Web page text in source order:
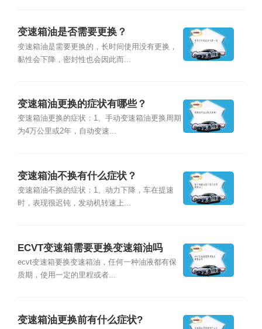
变速箱油是否需要更换？
变速箱油是需要更换的，长时间使用没有更换，
黏性会下降，密封性也会因此而...
变速箱油更换的症状有哪些？
变速箱油更换的症状：1、手动变速箱油更换周期
为4万公里或2年，自动变速...
变速箱油不换有什么症状？
变速箱油不换的症状：1、动力下降，车在提速
时，表现很迟钝，发动机转速上...
ECVT变速箱需要更换变速箱油吗
ecvt变速箱要换变速箱油，任何一种油液都有保
质期，使用一定的里程或者...
变速箱油更换前有什么症状?